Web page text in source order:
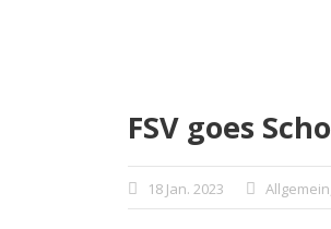
FSV goes
18 Jan. 2023 Allgemein